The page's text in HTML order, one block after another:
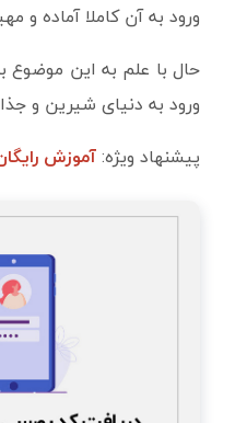
ورود به آن کاملا آماده و
حال با علم به این موضوع
ورود به دنیای شیرین و
پیشنهاد ویژه:آموزش